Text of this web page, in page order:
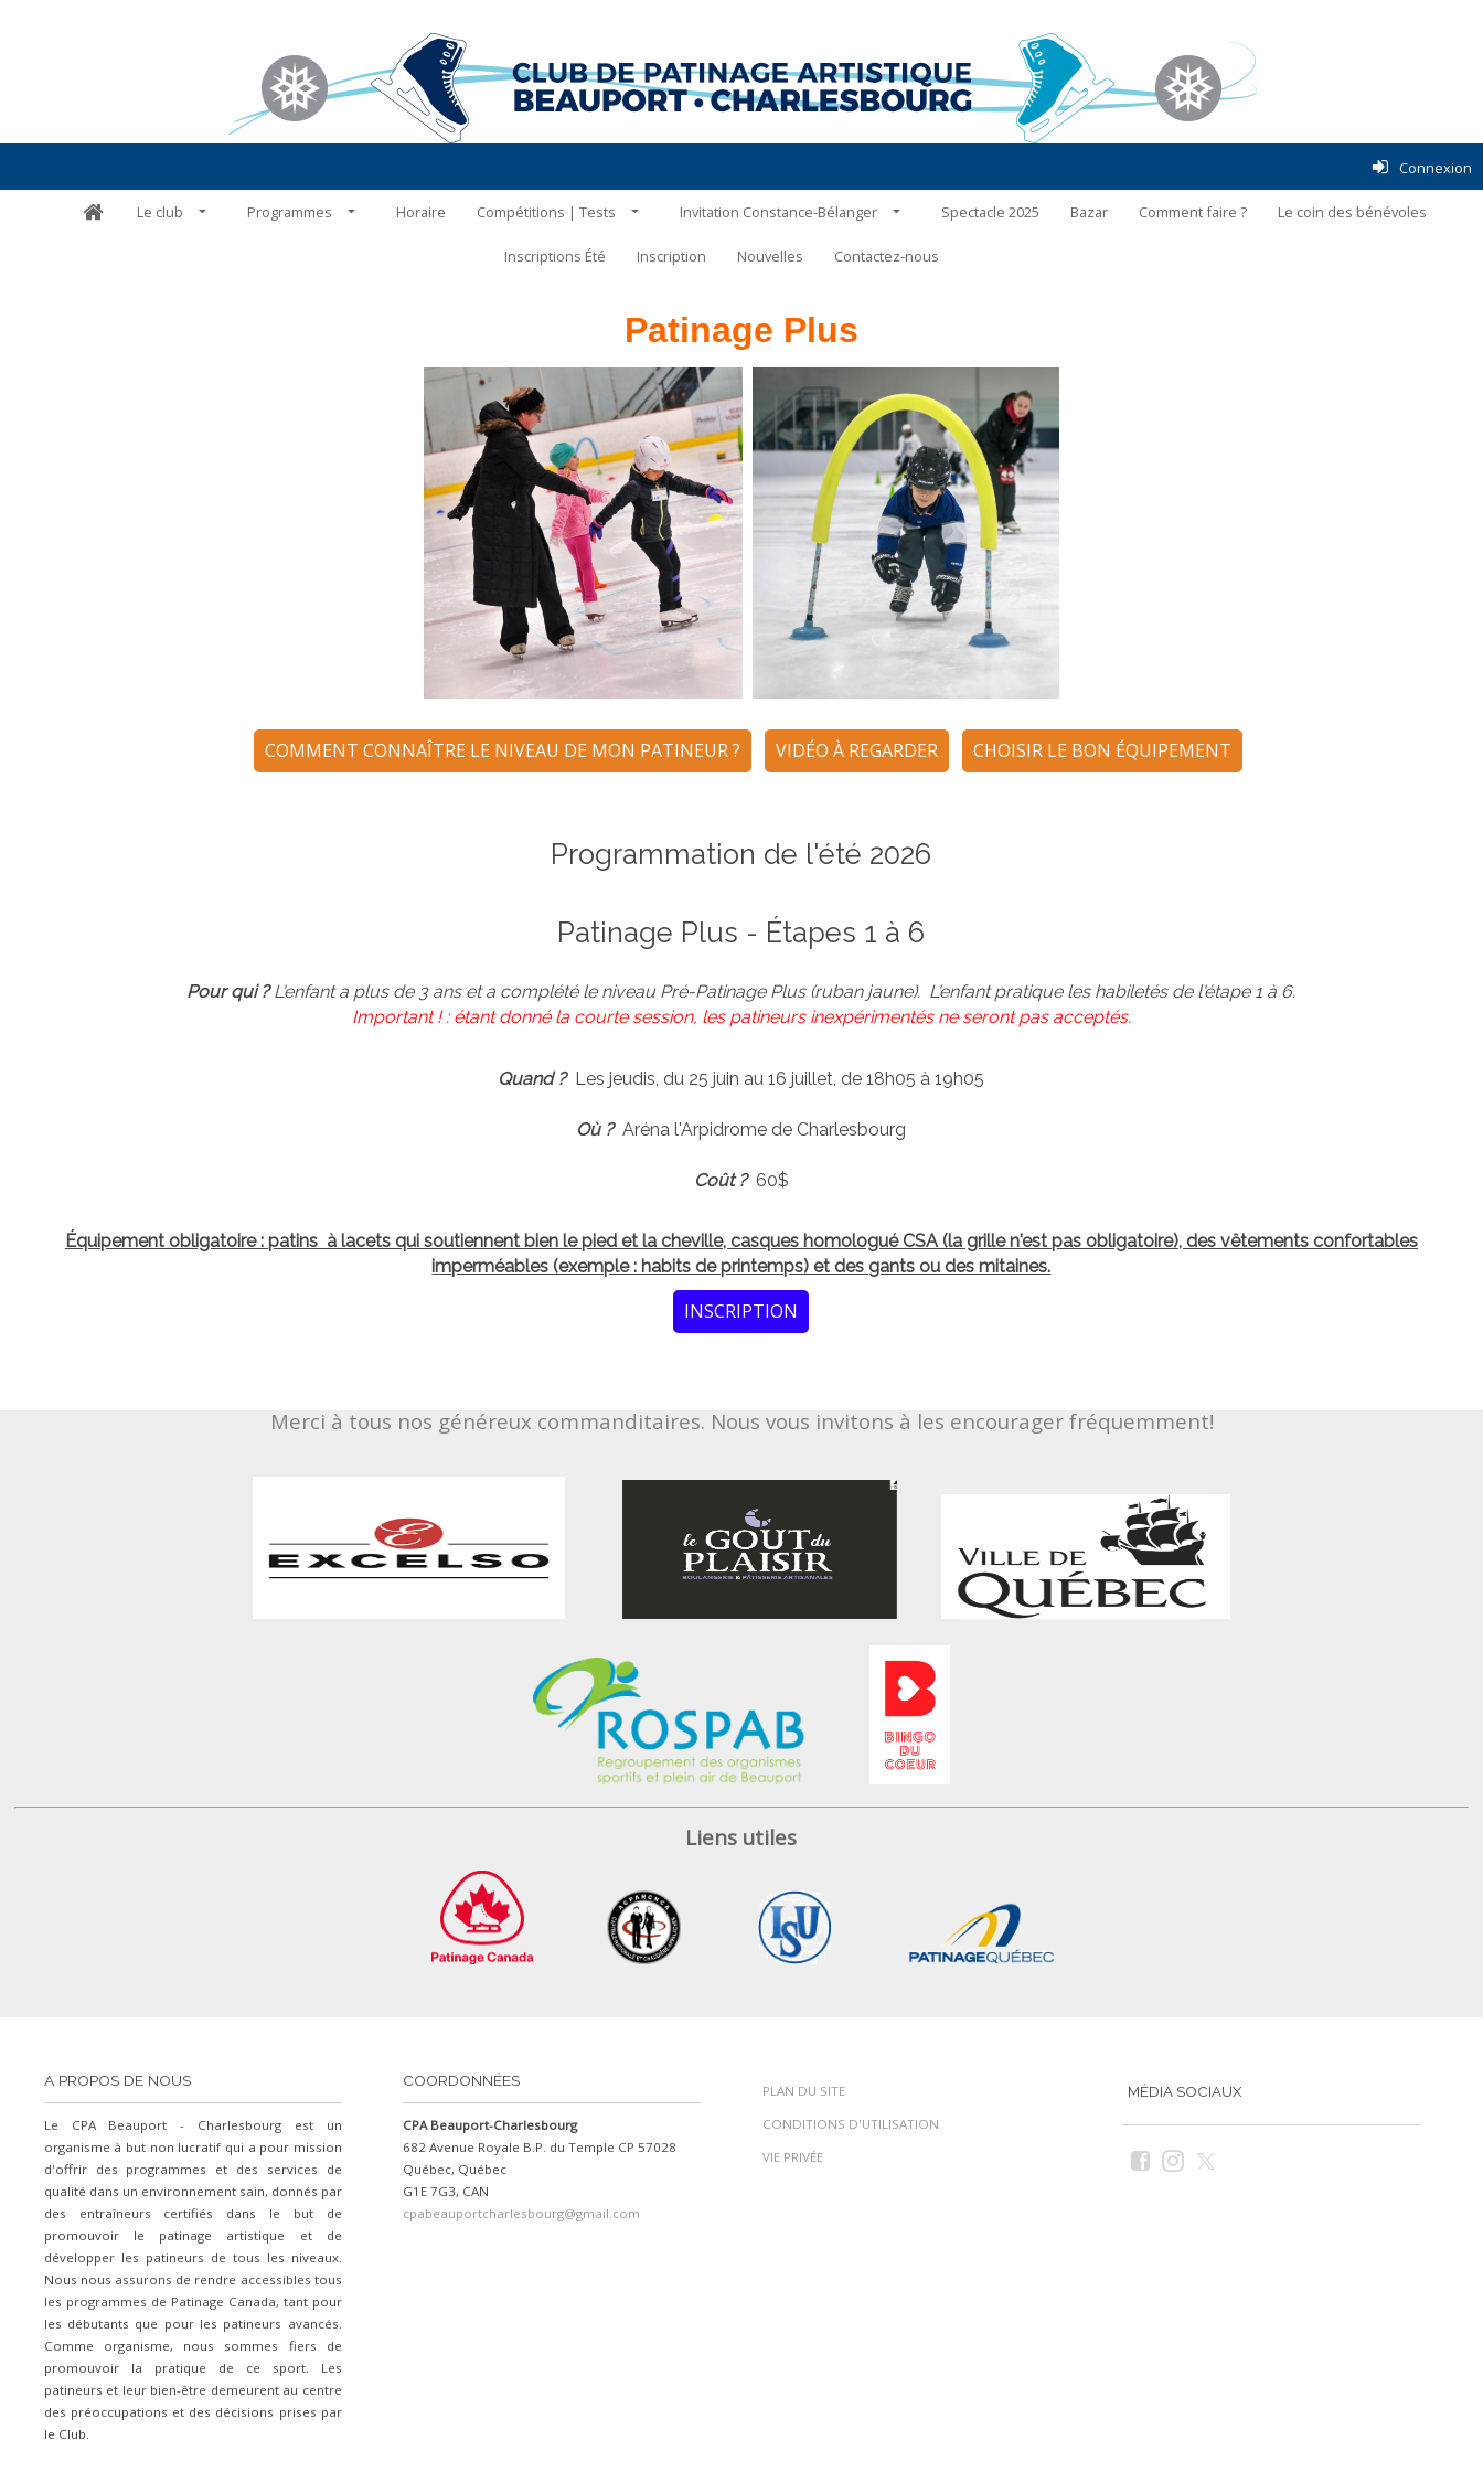
Connexion
Le club Programmes Horaire Compétitions | Tests Invitation Constance-Bélanger Spectacle 2025 Bazar Comment faire ? Le coin des bénévoles
Inscriptions Été Inscription Nouvelles Contactez-nous
Patinage Plus
COMMENT CONNAÎTRE LE NIVEAU DE MON PATINEUR ? VIDÉO À REGARDER CHOISIR LE BON ÉQUIPEMENT
Programmation de l'été 2026
Patinage Plus - Étapes 1 à 6
Pour qui ?L'enfant a plus de 3 ans et a complété le niveau Pré-Patinage Plus (ruban jaune). L'enfant pratique les habiletés de l'étape 1 à 6.
Important ! : étant donné la courte session, les patineurs inexpérimentés ne seront pas acceptés.
Quand ?Les jeudis, du 25 juin au 16 juillet, de 18h05 à 19h05
Où ?Aréna l'Arpidrome de Charlesbourg
Coût ? 60$
Équipement obligatoire : patins à lacets qui soutiennent bien le pied et la cheville, casques homologué CSA (la grille n'est pas obligatoire), des vêtements confortables
imperméables (exemple : habits de printemps) et des gants ou des mitaines.
INSCRIPTION
Merci à tous nos généreux commanditaires. Nous vous invitons à les encourager fréquemment!
Liens utiles
A PROPOS DE NOUS
Le CPA Beauport - Charlesbourg est un
organisme à but non lucratif qui a pour mission
d'offrir des programmes et des services de
qualité dans un environnement sain, donnés par
des entraîneurs certifiés dans le but de
promouvoir le patinage artistique et de
développer les patineurs de tous les niveaux.
Nous nous assurons de rendre accessibles tous
les programmes de Patinage Canada, tant pour
les débutants que pour les patineurs avancés.
Comme organisme, nous sommes fiers de
promouvoir la pratique de ce sport. Les
patineurs et leur bien-être demeurent au centre
des préoccupations et des décisions prises par
le Club.
COORDONNÉES
CPA Beauport-Charlesbourg
682 Avenue Royale B.P. du Temple CP 57028
Québec, Québec
G1E 7G3, CAN
cpabeauportcharlesbourg@gmail.com
PLAN DU SITE
CONDITIONS D'UTILISATION
VIE PRIVÉE
MÉDIA SOCIAUX